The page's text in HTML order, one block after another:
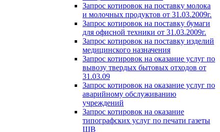
Запрос котировок на поставку молока
и молочных продуктов от 31.03.2009г.
Запрос котировок на поставку бумаги
для офисной техники от 31.03.2009г.
Запрос котировок на поставку изделий
медицинского назначения
Запрос котировок на оказание услуг по
вывозу твердых бытовых отходов от
31.03.09
Запрос котировок на оказание услуг по
аварийному обслуживанию
учреждений
Запрос котировок на оказание
типографских услуг по печати газеты
ШВ